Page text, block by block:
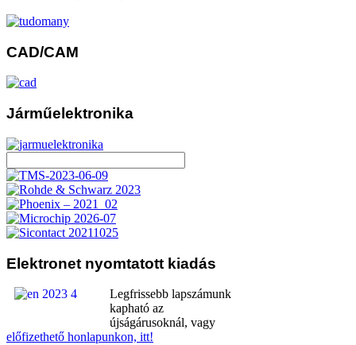
CAD/CAM
Járműelektronika
Elektronet nyomtatott kiadás
Legfrissebb lapszámunk
kapható az
újságárusoknál, vagy
előfizethető honlapunkon, itt!